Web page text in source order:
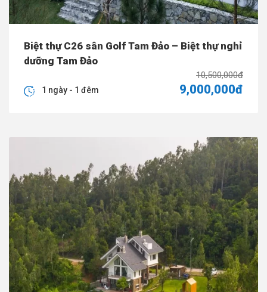
Biệt thự C26 sân Golf Tam Đảo – Biệt thự nghỉ
dưỡng Tam Đảo
10,500,000đ
9,000,000đ
1 ngày - 1 đêm